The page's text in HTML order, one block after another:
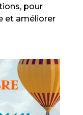
pour
et améliorer